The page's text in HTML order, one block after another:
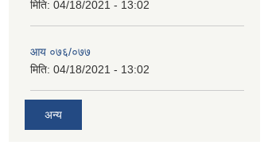
मिति: 04/18/2021 - 13:02
आय ०७६/०७७
मिति: 04/18/2021 - 13:02
अन्य